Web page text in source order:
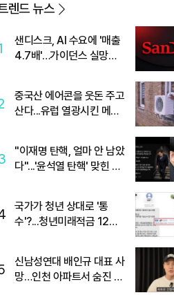
렌드 뉴스
샌디스크, AI 수요에 '매출
4.7배'…가이던스 실망에
중국산 에어콘을 웃돈 주고
산다...유럽 열광시킨 메이
"이재명 탄핵, 얼마 안 남았
다"...'윤석열 탄핵' 맞힌 무
국가가 청년 상대로 '통
수'?...청년미래적금 12%
신남성연대 배인규 대표 사
망…인천 아파트서 숨진 채